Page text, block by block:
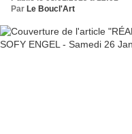
Par Le Boucl'Art